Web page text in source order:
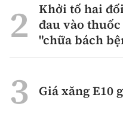
Khởi tố hai
đau vào
"chữa bách
Giá xăng E10